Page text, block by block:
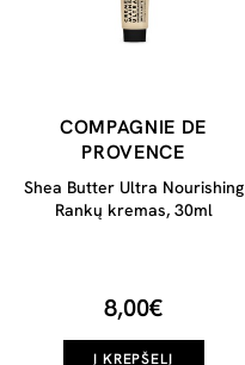
COMPAGNIE DE
PROVENCE
Shea Butter Ultra Nourishing
Rankų kremas, 30ml
8,00€
Į KREPŠELĮ